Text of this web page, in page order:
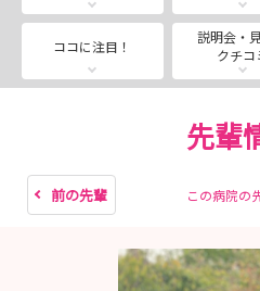
改めまして、被災された皆さ
も早い復旧を心よりお祈り申し
＊
2028卒向 病院見学会・説明
決まりましたのでご案内いた
ココに注目！
説明会・
クチコ
先輩
前の先輩 この病院の